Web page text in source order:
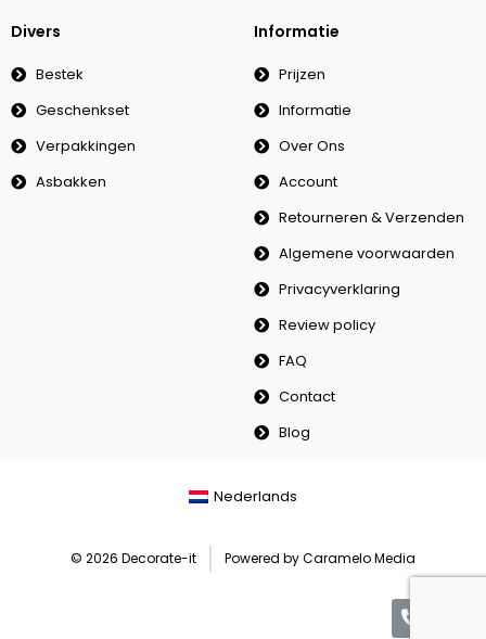
Divers
Bestek
Geschenkset
Verpakkingen
Asbakken
Informatie
Prijzen
Informatie
Over Ons
Account
Retourneren & Verzenden
Algemene voorwaarden
Privacyverklaring
Review policy
FAQ
Contact
Blog
Nederlands
© 2026 Decorate-it Powered by Caramelo Media